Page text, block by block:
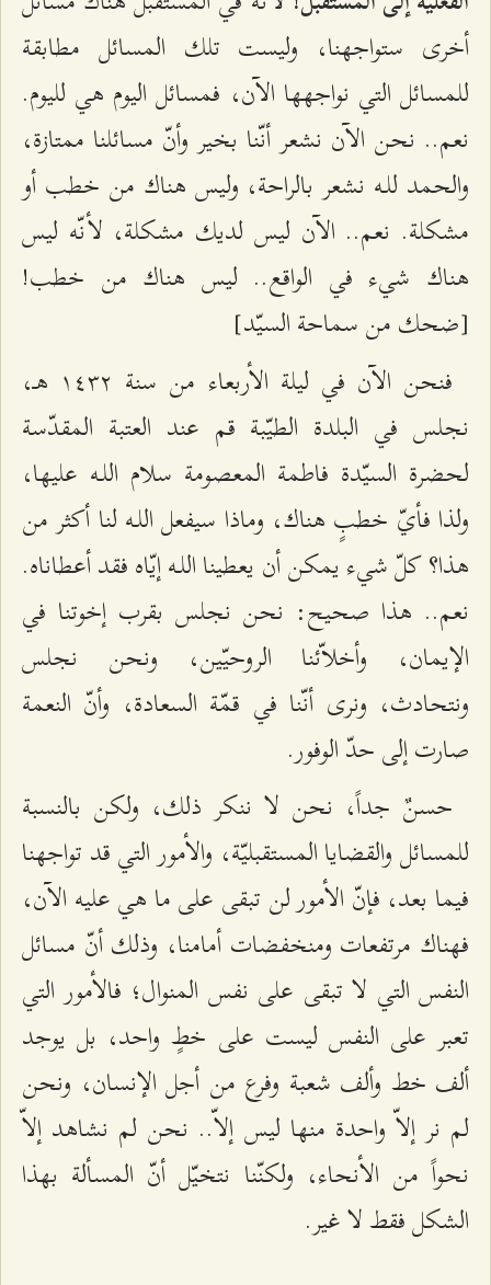
أخرى ستواجهنا، وليست تلك المسائل مطابقة
للمسائل التي نواجهها الآن، فمسائل اليوم هي لليوم.
نعم.. نحن الآن نشعر أنّنا بخير وأنّ مسائلنا ممتازة،
والحمد للـه نشعر بالراحة، وليس هناك من خطب أو
مشكلة. نعم.. الآن ليس لديك مشكلة، لأنّه ليس
هناك شيء في الواقع.. ليس هناك من خطب!
[ضحك من سماحة السيّد]
فنحن الآن في ليلة الأربعاء من سنة ۱٤٣٢ هـ،
نجلس في البلدة الطيّبة قم عند العتبة المقدّسة
لحضرة السيّدة فاطمة المعصومة سلام اللـه عليها،
ولذا فأيّ خطبٍ هناك، وماذا سيفعل اللـه لنا أكثر من
هذا؟ كلّ شيء يمكن أن يعطينا اللـه إيّاه فقد أعطاناه.
نعم.. هذا صحيح: نحن نجلس بقرب إخوتنا في
الإيمان، وأخلاّئنا الروحيّين، ونحن نجلس
ونتحادث، ونرى أنّنا في قمّة السعادة، وأنّ النعمة
صارت إلى حدّ الوفور.
حسنٌ جداً، نحن لا ننكر ذلك، ولكن بالنسبة
للمسائل والقضايا المستقبليّة، والأمور التي قد تواجهنا
فيما بعد، فإنّ الأمور لن تبقى على ما هي عليه الآن،
فهناك مرتفعات ومنخفضات أمامنا، وذلك أنّ مسائل
النفس التي لا تبقى على نفس المنوال؛ فالأمور التي
تعبر على النفس ليست على خطٍ واحد، بل يوجد
ألف خط وألف شعبة وفرع من أجل الإنسان، ونحن
لم نر إلاّ واحدة منها ليس إلاّ.. نحن لم نشاهد إلاّ
نحواً من الأنحاء، ولكنّنا نتخيّل أنّ المسألة بهذا
الشكل فقط لا غير.